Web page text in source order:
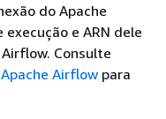
do Apache
e ARN dele
Consulte
Airflow para